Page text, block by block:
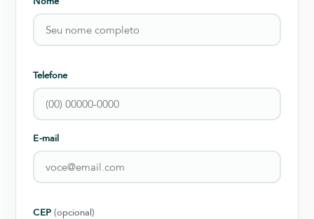
Telefone
E-mail
CEP (opcional)